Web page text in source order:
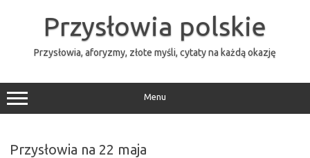
Przysłowia polskie
Przysłowia, aforyzmy, złote myśli, cytaty na każdą okazję
Menu
Przysłowia na 22 maja